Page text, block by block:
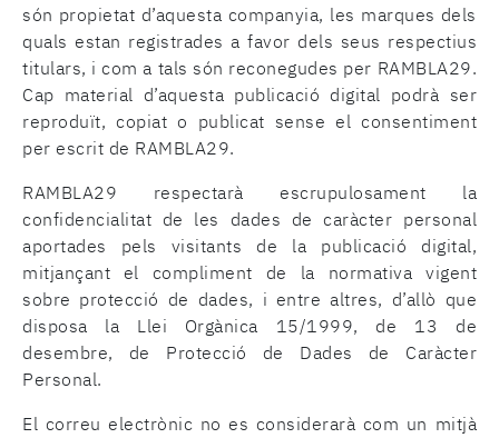
són propietat d’aquesta companyia, les marques dels
quals estan registrades a favor dels seus respectius
titulars, i com a tals són reconegudes per RAMBLA29.
Cap material d’aquesta publicació digital podrà ser
reproduït, copiat o publicat sense el consentiment
per escrit de RAMBLA29.
RAMBLA29 respectarà escrupulosament la
confidencialitat de les dades de caràcter personal
aportades pels visitants de la publicació digital,
mitjançant el compliment de la normativa vigent
sobre protecció de dades, i entre altres, d’allò que
disposa la Llei Orgànica 15/1999, de 13 de
desembre, de Protecció de Dades de Caràcter
Personal.
El correu electrònic no es considerarà com un mitjà